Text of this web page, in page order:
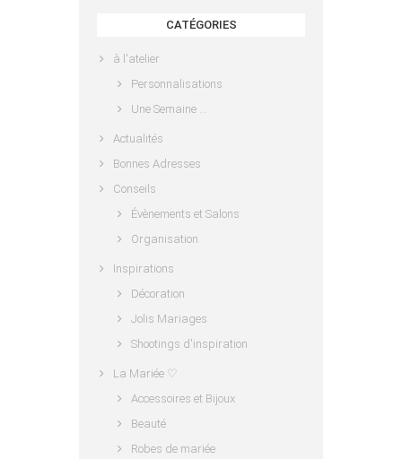
CATÉGORIES
à l'atelier
Personnalisations
Une Semaine …
Actualités
Bonnes Adresses
Conseils
Évènements et Salons
Organisation
Inspirations
Décoration
Jolis Mariages
Shootings d'inspiration
La Mariée ♡
Accessoires et Bijoux
Beauté
Robes de mariée